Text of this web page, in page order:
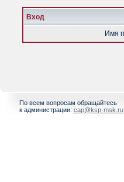
Вход
Имя
По всем вопросам обращайтесь
к администрации: cap@ksp-msk.ru